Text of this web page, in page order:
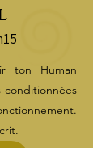
ton Human